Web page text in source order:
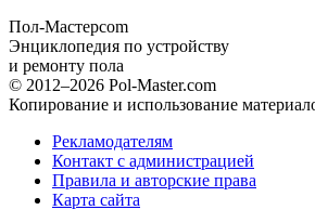
Пол-Мастерcom
Энциклопедия по устройству
и ремонту пола
© 2012–2026 Pol-Master.com
Копирование и использование
Рекламодателям
Контакт с администрацией
Правила и авторские права
Карта сайта